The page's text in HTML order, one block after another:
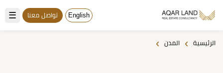
☰ English تواصل معنا
الرئيسية › المدن ›